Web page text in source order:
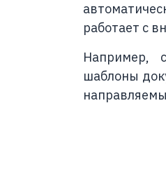
работает с
Например,
шаблоны